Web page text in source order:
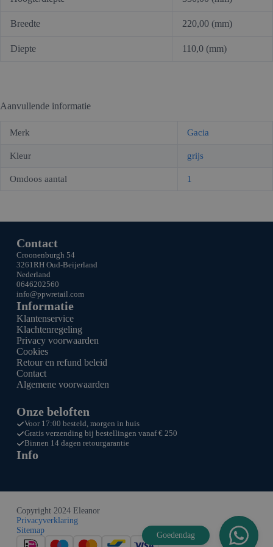
Breedte 220,00 (mm)
Diepte 110,0 (mm)
Aanvullende informatie
Merk Gacia
Kleur grijs
Omdoos aantal 1
Contact
Croonenburgh 54
3261RH Oud-Beijerland
Nederland
0646202560
info@ppwretail.com
Informatie
Klantenservice
Klachtenregeling
Privacy voorwaarden
Cookies
Retour en refund beleid
Contact
Algemene voorwaarden
Onze beloften
Voor 17:00 besteld, morgen in huis
Gratis verzending bij bestellingen vanaf € 250
Binnen 14 dagen retourgarantie
Info
Copyright 2024 Eleanor
Privacyverklaring
Sitemap
Goedendag